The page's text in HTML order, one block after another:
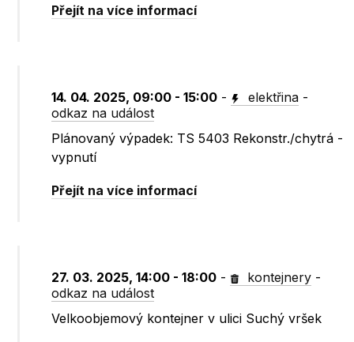
Přejít na více informací
14. 04. 2025, 09:00 - 15:00 - elektřina -
odkaz na událost
Plánovaný výpadek: TS 5403 Rekonstr./chytrá -
vypnutí
Přejít na více informací
27. 03. 2025, 14:00 - 18:00 - kontejnery -
odkaz na událost
Velkoobjemový kontejner v ulici Suchý vršek